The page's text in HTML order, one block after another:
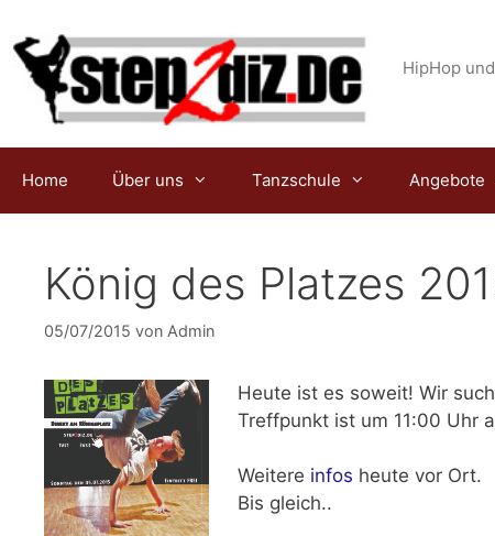
Inhalt
springen
HipHop
Home Über uns Tanzschule Angebote
König des Platzes
05/07/2015 von Admin
Heute ist es soweit! Wir
Treffpunkt istum 11:00 Uhr
Weitere infos heute vor Ort.
Bis gleich..